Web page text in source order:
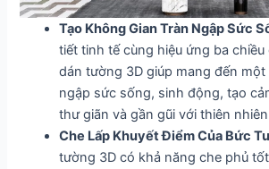
Tạo Không Gian Tràn Ngập Sức
tiết tinh tế cùng hiệu ứng ba chiều
dán tường 3D giúp mang đến
ngập sức sống, sinh động, tạo
thư giãn và gần gũi với thiên
Che Lấp Khuyết Điểm Của Bức
tường 3D có khả năng che phủ